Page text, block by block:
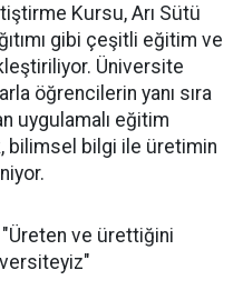
Kursu, Arı Sütü
gibi çeşitli eğitim ve
Üniversite
öğrencilerin yanı sıra
uygulamalı eğitim
bilimsel bilgi ile üretimin
ve ürettiğini